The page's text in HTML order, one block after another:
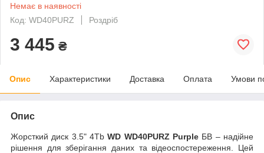
Немає в наявності
Код: WD40PURZ
Роздріб
3 445 ₴
Опис Характеристики Доставка Оплата Умови
Опис
Жорсткий диск 3.5" 4TbWD WD40PURZ Purple БВ – надійне
рішення для зберігання даних та відеоспостереження. Цей